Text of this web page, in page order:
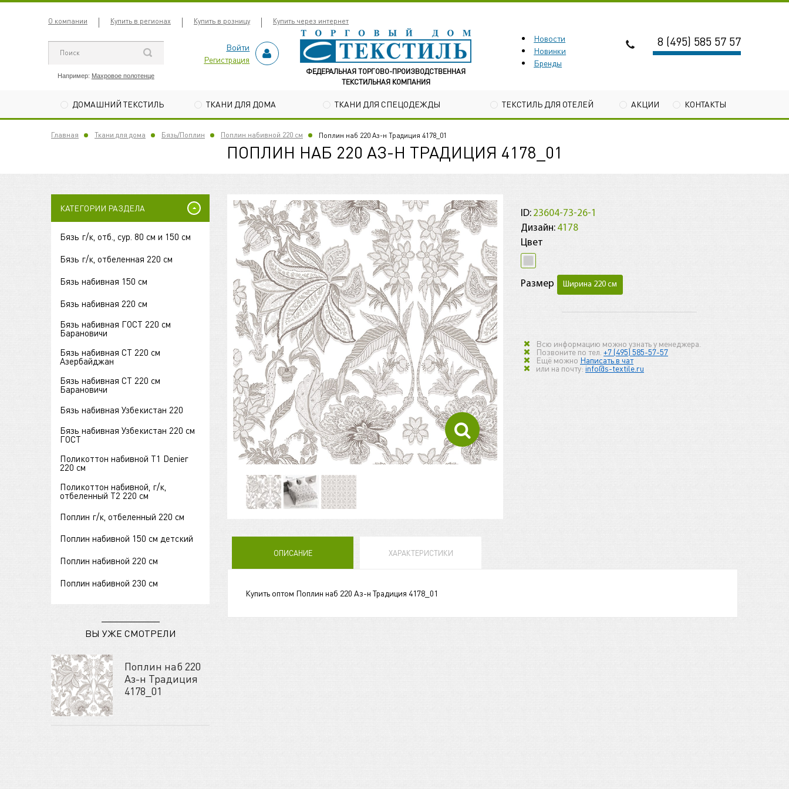
О компании Купить в регионах Купить в розницу Купить через интернет
Например: Махровое полотенце
Войти
Регистрация
ФЕДЕРАЛЬНАЯ ТОРГОВО-ПРОИЗВОДСТВЕННАЯ
ТЕКСТИЛЬНАЯ КОМПАНИЯ
Новости
Новинки
Бренды
8 (495) 585 57 57
ДОМАШНИЙ ТЕКСТИЛЬ ТКАНИ ДЛЯ ДОМА ТКАНИ ДЛЯ СПЕЦОДЕЖДЫ ТЕКСТИЛЬ ДЛЯ ОТЕЛЕЙ АКЦИИ КОНТАКТЫ
Главная Ткани для дома Бязь/Поплин Поплин набивной 220 см Поплин наб 220 Аз-н Традиция 4178_01
ПОПЛИН НАБ 220 АЗ-Н ТРАДИЦИЯ 4178_01
КАТЕГОРИИ РАЗДЕЛА
Бязь г/к, отб., сур. 80 см и 150 см
Бязь г/к, отбеленная 220 см
Бязь набивная 150 см
Бязь набивная 220 см
Бязь набивная ГОСТ 220 см
Барановичи
Бязь набивная СТ 220 см
Азербайджан
Бязь набивная СТ 220 см
Барановичи
Бязь набивная Узбекистан 220
Бязь набивная Узбекистан 220 см
ГОСТ
Поликоттон набивной Т1 Denier
220 см
Поликоттон набивной, г/к,
отбеленный Т2 220 см
Поплин г/к, отбеленный 220 см
Поплин набивной 150 см детский
Поплин набивной 220 см
Поплин набивной 230 см
ВЫ УЖЕ СМОТРЕЛИ
Поплин наб 220
Аз-н Традиция
4178_01
ID: 23604-73-26-1
Дизайн: 4178
Цвет
Размер Ширина 220 см
Всю информацию можно узнать у менеджера.
Позвоните по тел. +7 (495) 585-57-57
Ещё можно Написать в чат
или на почту: info@s-textile.ru
ОПИСАНИЕ ХАРАКТЕРИСТИКИ
Купить оптом Поплин наб 220 Аз-н Традиция 4178_01